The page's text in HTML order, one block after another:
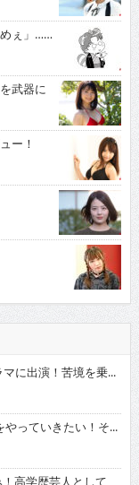
ぇ」……
武器に
ー！
に出演！苦境を乗...
っていきたい！そ...
高学歴芸人として